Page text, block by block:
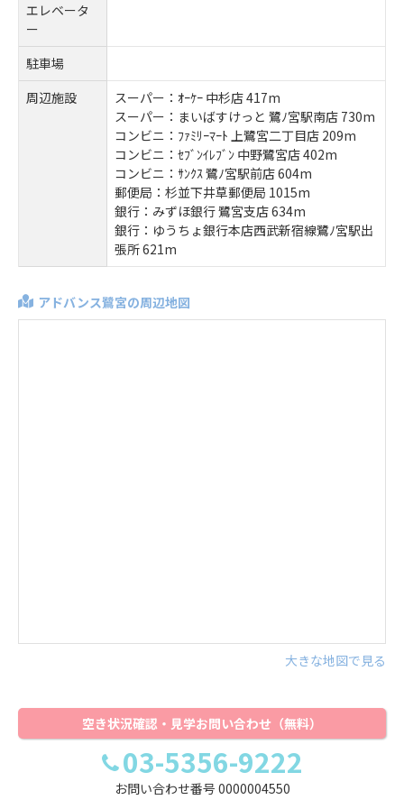
エレベータ
ー
駐車場
周辺施設
スーパー：ｵｰｹｰ 中杉店 417m
スーパー：まいばすけっと 鷺ﾉ宮駅南店 730m
コンビニ：ﾌｧﾐﾘｰﾏｰﾄ 上鷺宮二丁目店 209m
コンビニ：ｾﾌﾞﾝｲﾚﾌﾞﾝ 中野鷺宮店 402m
コンビニ：ｻﾝｸｽ 鷺ﾉ宮駅前店 604m
郵便局：杉並下井草郵便局 1015m
銀行：みずほ銀行 鷺宮支店 634m
銀行：ゆうちょ銀行本店西武新宿線鷺ﾉ宮駅出
張所 621m
アドバンス鷺宮の周辺地図
大きな地図で見る
空き状況確認・見学お問い合わせ（無料）
03-5356-9222
お問い合わせ番号 0000004550